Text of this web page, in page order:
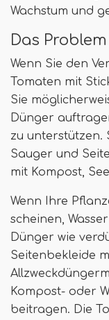
Wachstum und
Das
Wenn Sie den
Tomaten mit
Sie
Dünger
zu unterstützen.
Sauger und
mit Kompost,
Wenn Ihre
scheinen,
Dünger wie
Seitenbekleide
Kompost- oder
beitragen. Die